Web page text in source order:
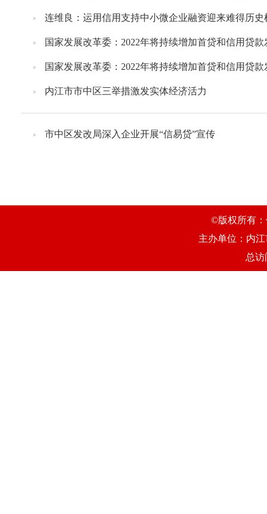
连维良：运用信用支持中小微企业融资迎来难得历史
国家发展改革委：2022年将持续增加首贷和信用贷款
国家发展改革委：2022年将持续增加首贷和信用贷款
内江市市中区三举措激发实体经济活力
市中区发改局深入企业开展“信易贷”宣传
©版权所有：
主办单位：内
总访